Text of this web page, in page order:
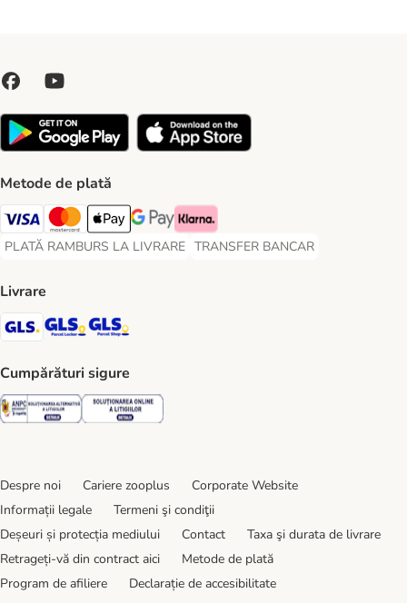
Metode de plată
Visa Payment Method
Master Card Payment Method
Apple Pay Payment Method
Google Pay Payment Method
Klarna Payment Method
PLATĂ RAMBURS LA LIVRARE
PLATĂ RAMBURS LA LIVRARE Payment Method
TRANSFER BANCAR
TRANSFER BANCAR Payment
Livrare
GLS Shipping Method
GLS Locker Shipping Method
Cumpărături sigure
Security Security
Despre noi Cariere zooplus
Corporate Website
Informații legale
Termeni şi condiţii
Deșeuri și protecția mediului
Contact
Taxa şi durata de livrare
Retrageți-vă din contract aici
Metode de plată
Program de afiliere
Declarație de accesibilitate